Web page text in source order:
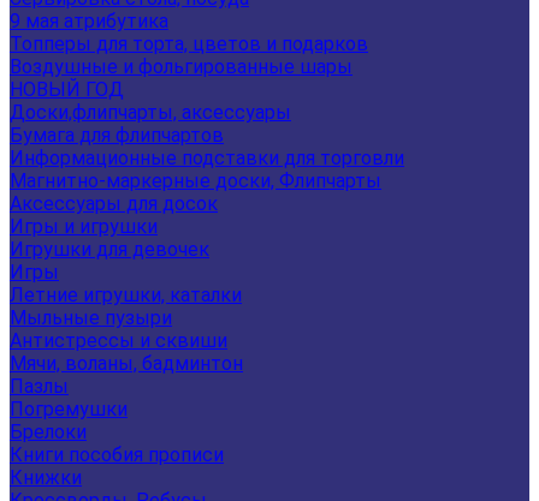
9 мая атрибутика
Топперы для торта, цветов и подарков
Воздушные и фольгированные шары
НОВЫЙ ГОД
Доски,флипчарты, аксессуары
Бумага для флипчартов
Информационные подставки для торговли
Магнитно-маркерные доски, Флипчарты
Аксессуары для досок
Игры и игрушки
Игрушки для девочек
Игры
Летние игрушки, каталки
Мыльные пузыри
Антистрессы и сквиши
Мячи, воланы, бадминтон
Пазлы
Погремушки
Брелоки
Книги пособия прописи
Книжки